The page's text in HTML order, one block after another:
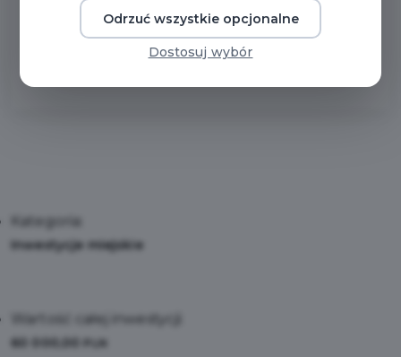
Montaż dwóch wiat przystankowych przy ul.
Grunwaldzkiej oraz jednej wiaty na Osiedlu
Kategoria:
Inwestycje miejskie
Wartość całej inwestycji:
60 000,00
Odrzuć wszystkie opcjonalne
Dostosuj wybór